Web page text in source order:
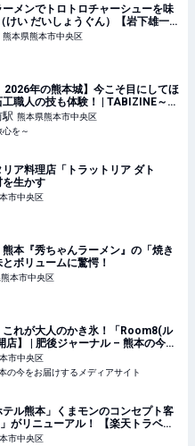
ーメンでトロトロチャーシューを味
けい だいしょうぐん）【岩下雄一郎
| くまにち すぱいす
熊本県熊本市中央区
2026年の熊本城】今こそ目にしてほ
職人の技も体験！ | TABIZINE～人
駅 熊本県熊本市中央区
を～
ア料理店「トラットリア ダト
生かす
市中央区
本『秀ちゃんラーメン』の「焼き
ボリュームに驚愕！
本市中央区
これが大人のかき氷！「Room8(ル
店】 | 肥後ジャーナル – 熊本の今を
サイト
市中央区
の今をお届けするメディアサイト
テル熊本」くまモンのコンセプト客
がリニューアル！ 【楽天トラベ
市中央区